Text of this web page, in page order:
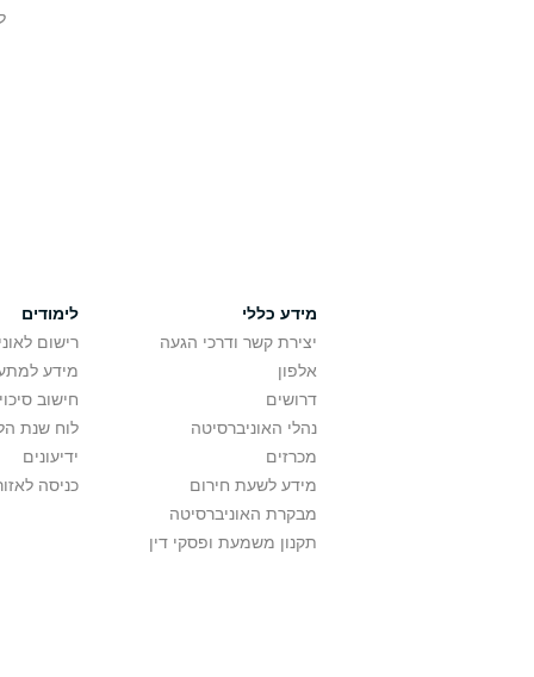
מידע כללי
יצירת קשר ודרכי הגעה
אלפון
דרושים
נהלי האוניברסיטה
מכרזים
מידע לשעת חירום
מבקרת האוניברסיטה
תקנון משמעת ופסקי דין
לימודים
רישום
מידע
חישוב
לוח שנת
ידיעונים
כניסה